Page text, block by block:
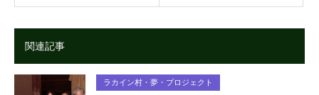
関連記事
ラカイン村・夢・プロジェクト